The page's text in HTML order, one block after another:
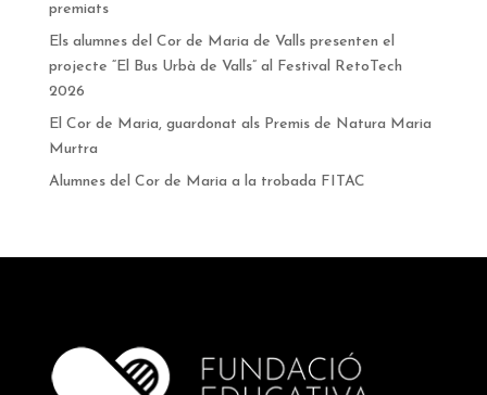
premiats
Els alumnes del Cor de Maria de Valls presenten el
projecte “El Bus Urbà de Valls” al Festival RetoTech
2026
El Cor de Maria, guardonat als Premis de Natura Maria
Murtra
Alumnes del Cor de Maria a la trobada FITAC